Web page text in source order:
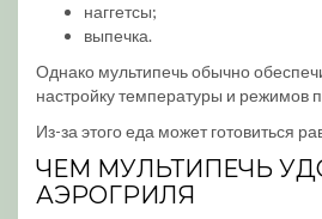
наггетсы;
выпечка.
Однако мультипечь обычно
настройку температуры и режимов
Из-за этого еда может готовиться
ЧЕМ МУЛЬТИПЕЧЬ
АЭРОГРИЛЯ